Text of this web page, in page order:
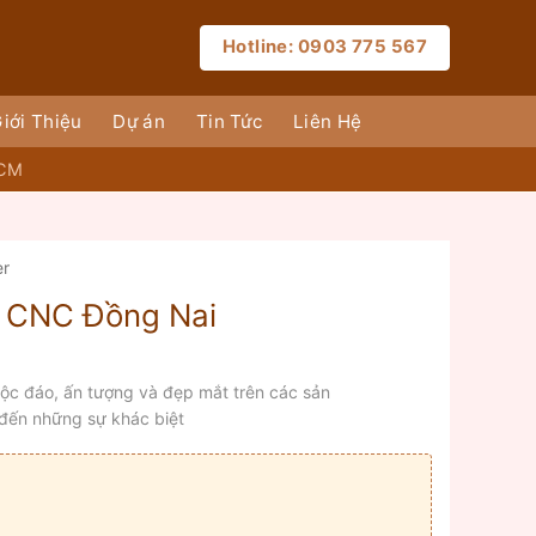
Hotline: 0903 775 567
Thiệu Dự án Tin Tức Liên Hệ
Đồng Nai
đáo, ấn tượng và đẹp mắt trên các sản
những sự khác biệt